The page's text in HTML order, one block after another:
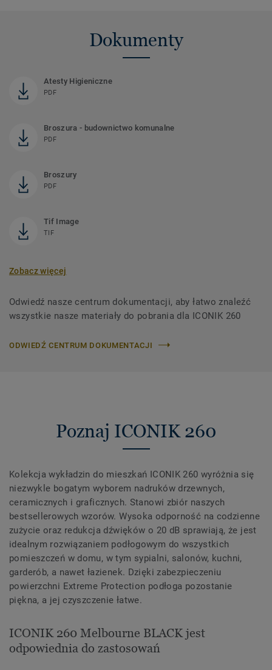
Dokumenty
Atesty Higieniczne
PDF
Broszura - budownictwo komunalne
PDF
Broszury
PDF
Tif Image
TIF
Zobacz więcej
Odwiedź nasze centrum dokumentacji, aby łatwo znaleźć
wszystkie nasze materiały do ​​pobrania dla ICONIK 260
ODWIEDŹ CENTRUM DOKUMENTACJI
Poznaj ICONIK 260
Kolekcja wykładzin do mieszkań ICONIK 260 wyróżnia się
niezwykle bogatym wyborem nadruków drzewnych,
ceramicznych i graficznych. Stanowi zbiór naszych
bestsellerowych wzorów. Wysoka odporność na codzienne
zużycie oraz redukcja dźwięków o 20 dB sprawiają, że jest
idealnym rozwiązaniem podłogowym do wszystkich
pomieszczeń w domu, w tym sypialni, salonów, kuchni,
garderób, a nawet łazienek. Dzięki zabezpieczeniu
powierzchni Extreme Protection podłoga pozostanie
piękna, a jej czyszczenie łatwe.
ICONIK 260 Melbourne BLACK jest
odpowiednia do zastosowań